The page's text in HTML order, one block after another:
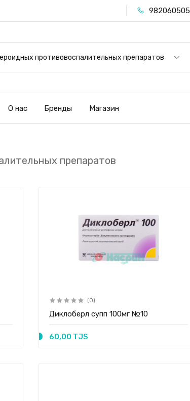
982060505
противовоспалительных препаратов
О нас Бренды Магазин
препаратов
(0)
Диклоберл супп 100мг №10
60,00 TJS